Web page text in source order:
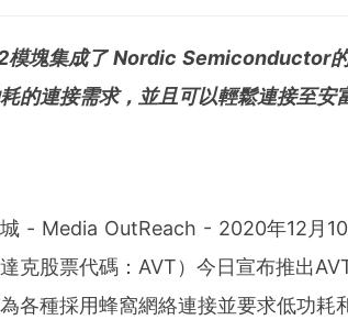
onitoring with analysis service for
s communities. Founded in 2009,
ng with office in Singapore.
模塊集成了 Nordic Semiconductor
的連接需求，並且可以輕鬆連接至
- Media OutReach - 2020年12月
克股票代碼：AVT）今日宣布推出
各種採用蜂窩網絡連接並要求低功耗